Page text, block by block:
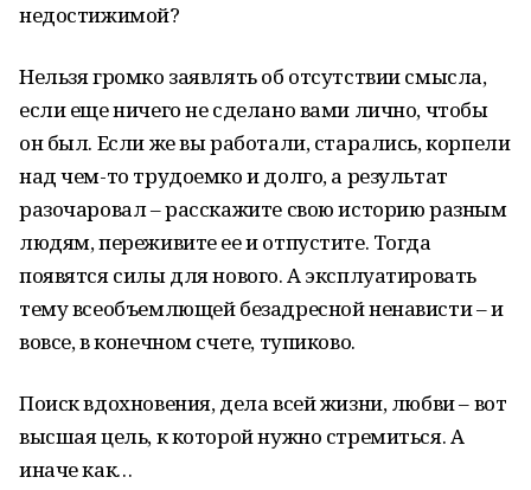
недостижимой?
Нельзя громко заявлять об отсутствии смысла,
если еще ничего не сделано вами лично, чтобы
он был. Если же вы работали, старались, корпели
над чем-то трудоемко и долго, а результат
разочаровал – расскажите свою историю разным
людям, переживите ее и отпустите. Тогда
появятся силы для нового. А эксплуатировать
тему всеобъемлющей безадресной ненависти – и
вовсе, в конечном счете, тупиково.
Поиск вдохновения, дела всей жизни, любви – вот
высшая цель, к которой нужно стремиться. А
иначе как…